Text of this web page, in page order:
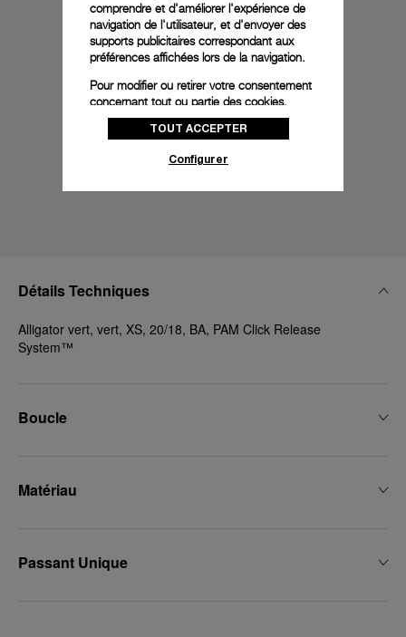
Détails Techniques
Alligator vert, vert, XS, 20/18, BA, PAM Click Release
System™
Boucle
Matériau
Passant Unique
comprendre et d'améliorer l'expérience de
navigation de l'utilisateur, et d'envoyer des
supports publicitaires correspondant aux
préférences affichées lors de la navigation.
Pour modifier ou retirer votre consentement
concernant tout ou partie des cookies,
cliquez sur « Configurer » ou consultez notre
politique des cookiespour obtenir plus
donnez votre consentement pour l’utilisation
TOUT ACCEPTER
Configurer